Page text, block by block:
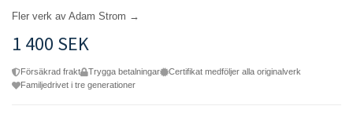
Fler verk av Adam Strom →
1 400 SEK
Försäkrad frakt Trygga betalningar
Certifikat medföljer alla originalverk
Familjedrivet i tre generationer